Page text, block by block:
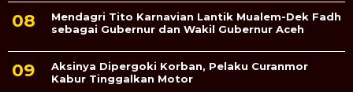
Mendagri Tito Karnavian Lantik Mualem-Dek Fadh
sebagai Gubernur dan Wakil Gubernur Aceh
Aksinya Dipergoki Korban, Pelaku Curanmor
Kabur Tinggalkan Motor